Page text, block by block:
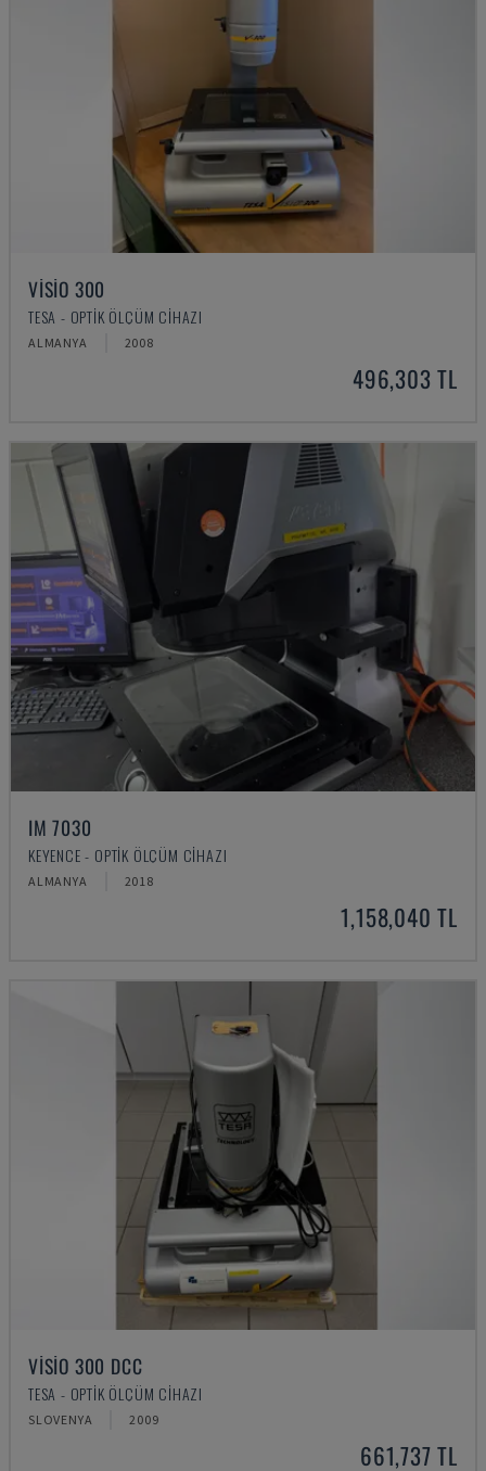
VISIO 300
TESA - OPTIK ÖLÇÜM CIHAZI
ALMANYA 2008
496,303 TL
IM 7030
KEYENCE - OPTIK ÖLÇÜM CIHAZI
ALMANYA 2018
1,158,040 TL
VISIO 300 DCC
TESA - OPTIK ÖLÇÜM CIHAZI
SLOVENYA 2009
661,737 TL